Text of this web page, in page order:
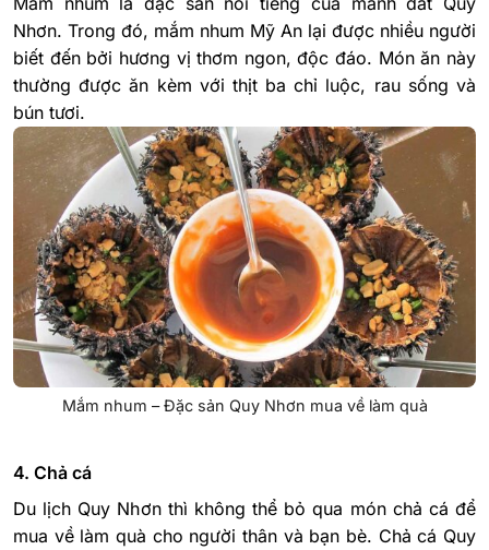
Nhơn. Trong đó, mắm nhum Mỹ An lại được nhiều người
biết đến bởi hương vị thơm ngon, độc đáo. Món ăn này
thường được ăn kèm với thịt ba chỉ luộc, rau sống và
bún tươi.
Mắm nhum – Đặc sản Quy Nhơn mua về làm quà
4. Chả cá
Du lịch Quy Nhơn thì không thể bỏ qua món chả cá để
mua về làm quà cho người thân và bạn bè. Chả cá Quy